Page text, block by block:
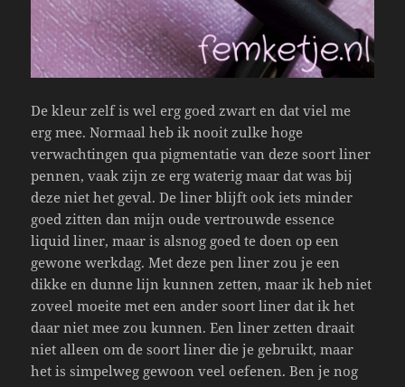
De kleur zelf is wel erg goed zwart en dat viel me
erg mee. Normaal heb ik nooit zulke hoge
verwachtingen qua pigmentatie van deze soort liner
pennen, vaak zijn ze erg waterig maar dat was bij
deze niet het geval. De liner blijft ook iets minder
goed zitten dan mijn oude vertrouwde essence
liquid liner, maar is alsnog goed te doen op een
gewone werkdag. Met deze pen liner zou je een
dikke en dunne lijn kunnen zetten, maar ik heb niet
zoveel moeite met een ander soort liner dat ik het
daar niet mee zou kunnen. Een liner zetten draait
niet alleen om de soort liner die je gebruikt, maar
het is simpelweg gewoon veel oefenen. Ben je nog